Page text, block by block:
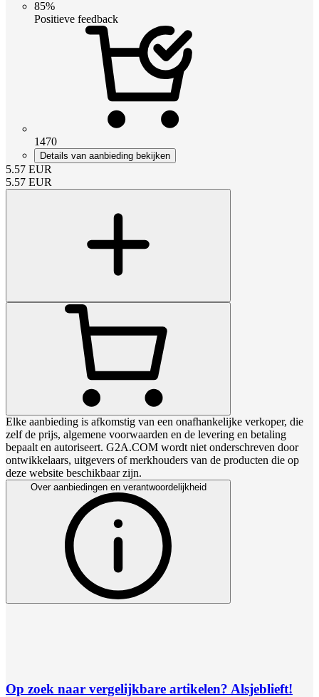
85%
Positieve feedback
1470
Details van aanbieding bekijken
5.57 EUR
5.57 EUR
Elke aanbieding is afkomstig van een onafhankelijke verkoper, die
zelf de prijs, algemene voorwaarden en de levering en betaling
bepaalt en autoriseert. G2A.COM wordt niet onderschreven door
ontwikkelaars, uitgevers of merkhouders van de producten die op
deze website beschikbaar zijn.
Over aanbiedingen en verantwoordelijkheid
Op zoek naar vergelijkbare artikelen? Alsjeblieft!